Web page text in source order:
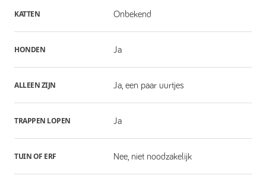
KATTEN Onbekend
HONDEN Ja
ALLEEN ZIJN Ja, een paar uurtjes
TRAPPEN LOPEN Ja
TUIN OF ERF Nee, niet noodzakelijk